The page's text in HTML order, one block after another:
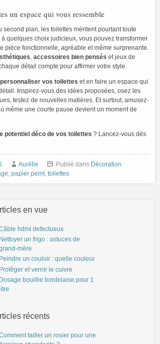
un espace qui vous ressemble
second plan, les toilettes méritent pourtant toute
quelques choix judicieux, vous pouvez transformer
pièce fonctionnelle, agréable et même surprenante.
accessoires bien pensés et jeux de
détail compte pour affirmer votre style.
personnaliser vos toilettes et en faire un espace qui
Inspirez-vous des idées proposées, osez les
testez de nouvelles matières. Et surtout, amusez-
même une courte pause devient un moment de
potentiel déco de vos toilettes ? Lancez-vous dès
Aurélie Publié dans Décoration
papier peint, toilettes
en vue
hdmi defectueux
Nettoyer un frigo : astuces de
mère
Peindre un couloir : quelle couleur
Protêger et vernir le cuivre
Dosage bouillie bordelaise pour 1
litre
récents
tailler un rosier pour une